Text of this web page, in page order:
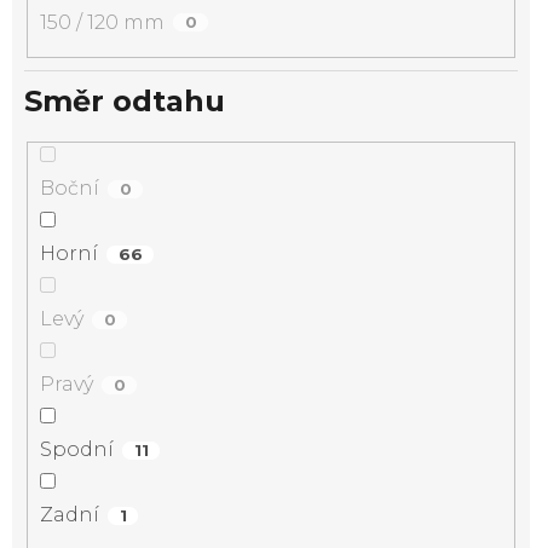
150 / 120 mm 0
Směr odtahu
Boční 0
Horní 66
Levý 0
Pravý 0
Spodní 11
Zadní 1